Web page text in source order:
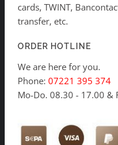
cards, TWINT,
transfer, etc.
ORDER HOTLINE
We are here for you.
Phone: 07221 395 374
Mo-Do. 08.30 - 17.00 &